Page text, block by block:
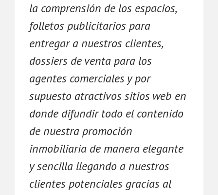
la comprensión de los espacios,
folletos publicitarios para
entregar a nuestros clientes,
dossiers de venta para los
agentes comerciales y por
supuesto atractivos sitios web en
donde difundir todo el contenido
de nuestra promoción
inmobiliaria de manera elegante
y sencilla llegando a nuestros
clientes potenciales gracias al